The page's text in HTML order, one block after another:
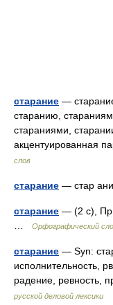
старание —
старанию,
стараниями,
акцентуированная
слов
старание — стар
старание — (2 с), Пр.
Орфографический
старание — Syn:
исполнительность,
радение, ревность,
русской деловой лексики